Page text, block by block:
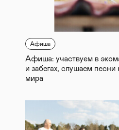
Афиша
Афиша: участвуем в
и забегах, слушаем песни
мира